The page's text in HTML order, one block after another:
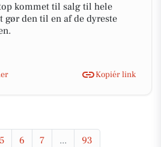
kommet til salg til hele
gør den til en af de dyreste
Kopiér link
5 6 7 ... 93